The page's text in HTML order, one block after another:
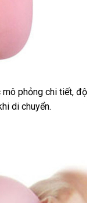
phỏng chi tiết, độ
di chuyển.